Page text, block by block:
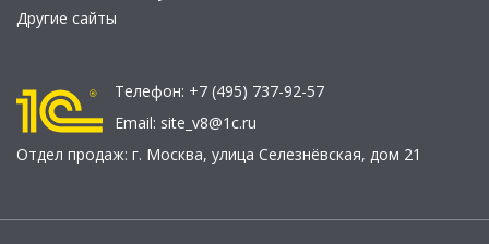
Другие сайты
Телефон: +7 (495) 737-92-57
Email: site_v8@1c.ru
Отдел продаж: г. Москва, улица Селезнёвская, дом 21